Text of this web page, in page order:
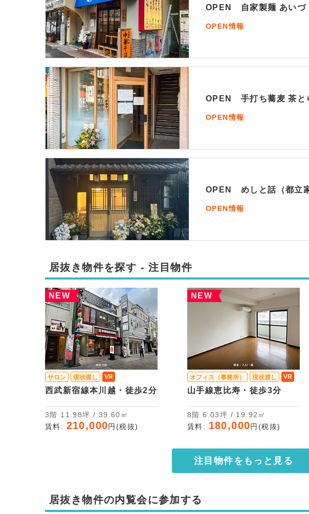
OPEN 自家製麺 あいづ
OPEN情報
OPEN 手打ち蕎麦 茶と
OPEN情報
OPEN めしと話（都立
OPEN情報
居抜き物件を探す - 注目物件
NEW
サロン 現状渡し VR
西武新宿線本川越・徒歩2分
3階 11.98坪 / 39.60㎡
賃料: 210,000円(税抜)
NEW
オフィス（事務所） 現状渡し VR
山手線恵比寿・徒歩3分
8階 6.03坪 / 19.92㎡
賃料: 180,000円(税抜)
注目物件をもっと見る
居抜き物件の内覧会に参加する